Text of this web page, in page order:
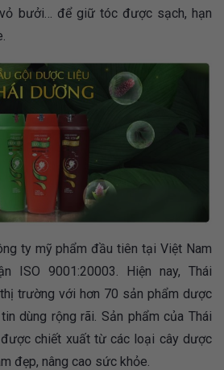
bưởi… để giữ tóc được sạch, hạn
ty mỹ phẩm đầu tiên tại Việt Nam
ISO 9001:20003. Hiện nay, Thái
trường với hơn 70 sản phẩm dược
dùng rộng rãi. Sản phẩm của Thái
chiết xuất từ các loại cây dược
đẹp, nâng cao sức khỏe.